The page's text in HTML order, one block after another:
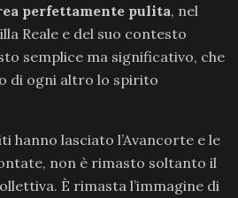
perfettamente pulita, nel
Reale e del suo contesto
semplice ma significativo, che
di ogni altro lo spirito
hanno lasciato l’Avancorte e le
non è rimasto soltanto il
È rimasta l’immagine di